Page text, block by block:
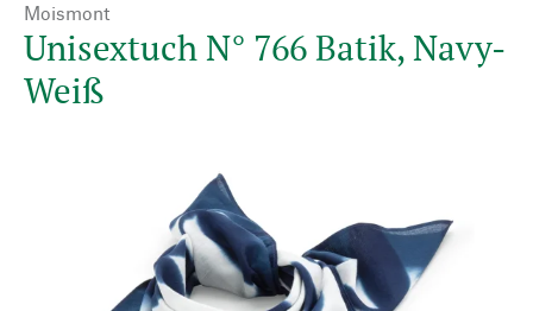
Moismont
Unisextuch N° 766 Batik, Navy-
Weiß